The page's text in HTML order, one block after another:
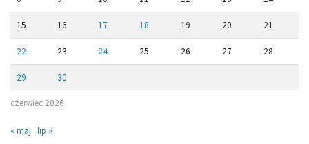
czerwiec 2026
15 16 17 18 19 20 21
22 23 24 25 26 27 28
29 30
« maj lip »